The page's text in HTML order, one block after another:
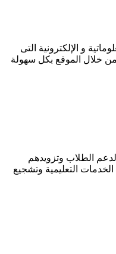
و الإلكترونية التى
من خلال الموقع بكل سهولة
لدعم الطلاب وتزويدهم
الخدمات التعليمية وتشجيع